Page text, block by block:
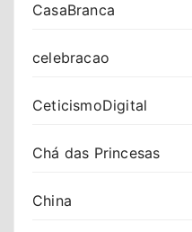
CasaBranca
celebracao
CeticismoDigital
Chá das Princesas
China